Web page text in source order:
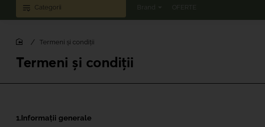
Categorii Brand OFERTE
Termeni și condiții
Termeni și condiții
1.Informații generale